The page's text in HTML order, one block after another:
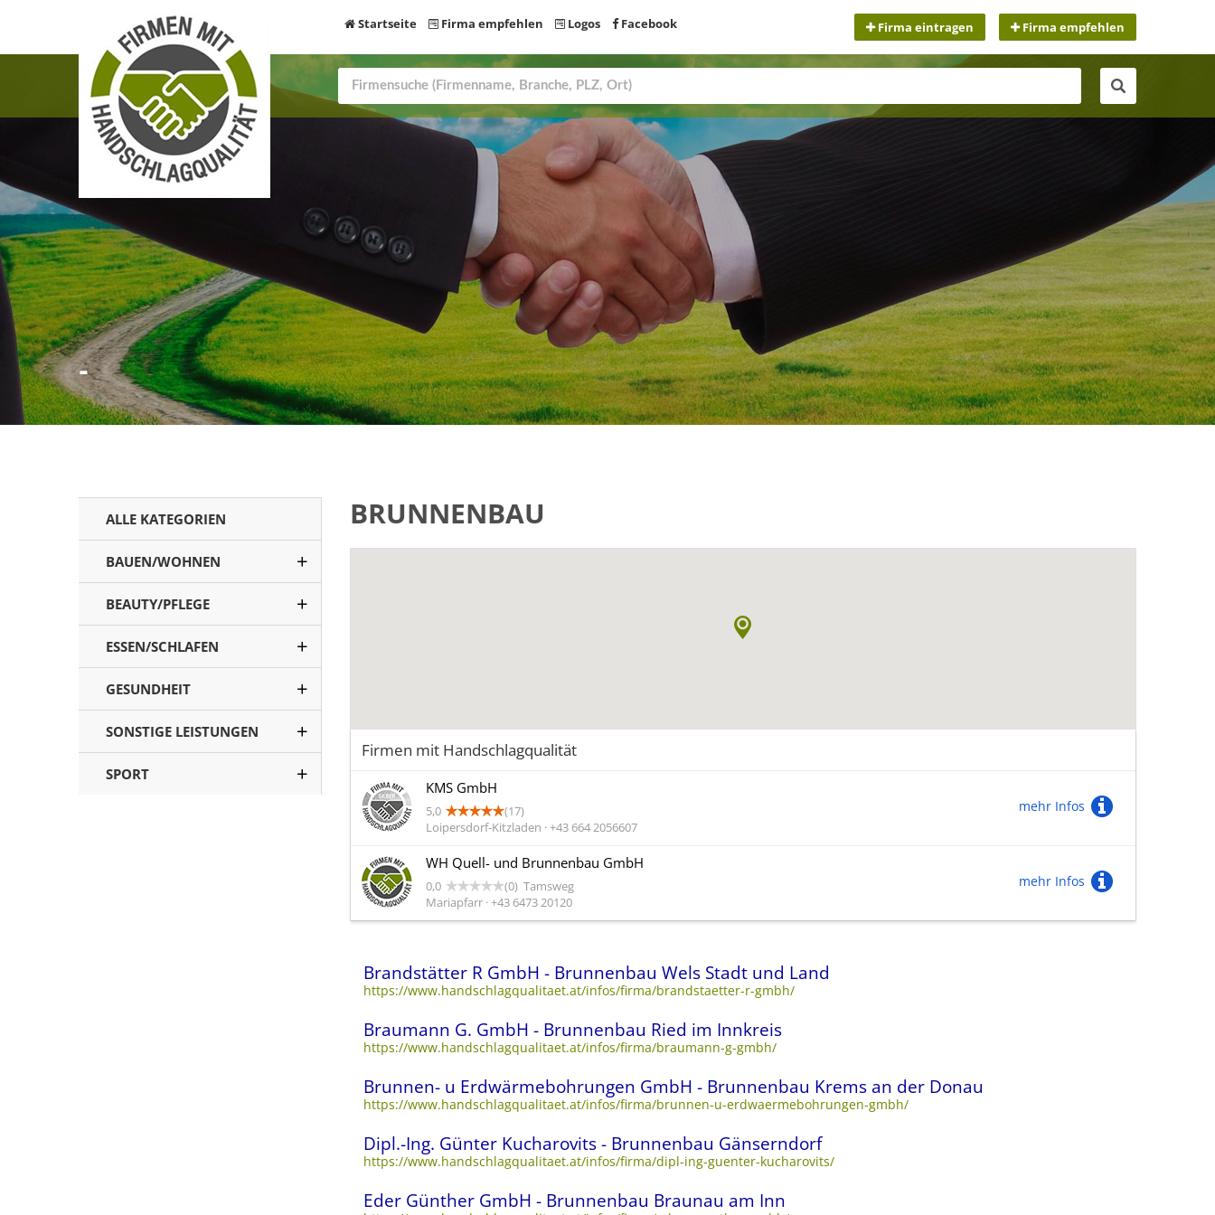
Startseite Firma empfehlen Logos Facebook Firma eintragen Firma empfehlen
-
ALLE KATEGORIEN
BAUEN/WOHNEN
BEAUTY/PFLEGE
ESSEN/SCHLAFEN
GESUNDHEIT
SONSTIGE LEISTUNGEN
SPORT
BRUNNENBAU
Firmen mit Handschlagqualität
KMS GmbH
5,0
(17)
Loipersdorf-Kitzladen · +43 664 2056607
mehr Infos
WH Quell- und Brunnenbau GmbH
0,0 (0) Tamsweg
Mariapfarr · +43 6473 20120
mehr Infos
Brandstätter R GmbH - Brunnenbau Wels Stadt und Land
https://www.handschlagqualitaet.at/infos/firma/brandstaetter-r-gmbh/
Braumann G. GmbH - Brunnenbau Ried im Innkreis
https://www.handschlagqualitaet.at/infos/firma/braumann-g-gmbh/
Brunnen- u Erdwärmebohrungen GmbH - Brunnenbau Krems an der Donau
https://www.handschlagqualitaet.at/infos/firma/brunnen-u-erdwaermebohrungen-gmbh/
Dipl.-Ing. Günter Kucharovits - Brunnenbau Gänserndorf
https://www.handschlagqualitaet.at/infos/firma/dipl-ing-guenter-kucharovits/
Eder Günther GmbH - Brunnenbau Braunau am Inn